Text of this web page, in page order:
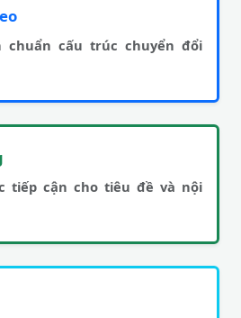
chuẩn cấu trúc chuyển đổi
tiếp cận cho tiêu đề và nội